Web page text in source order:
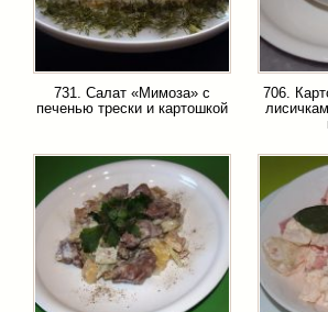
731. Салат «Мимоза» с
печенью трески и картошкой
706.